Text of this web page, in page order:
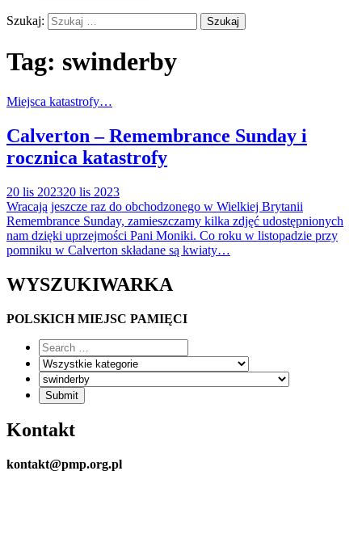
Szukaj:
Tag: swinderby
Miejsca katastrofy…
Calverton – Remembrance Sunday i
rocznica katastrofy
20 lis 202320 lis 2023
Wracają jeszcze raz do obchodzonego w Wielkiej Brytanii
Remembrance Sunday, zamieszczamy kilka zdjęć udostępnionych
nam dzięki uprzejmości Pani Moniki. Co roku w listopadzie przy
pomniku w Calverton składane są kwiaty…
WYSZUKIWARKA
POLSKICH MIEJSC PAMIĘCI
Kontakt
kontakt@pmp.org.pl